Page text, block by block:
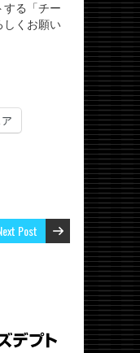
する「チー
しくお願い
Post